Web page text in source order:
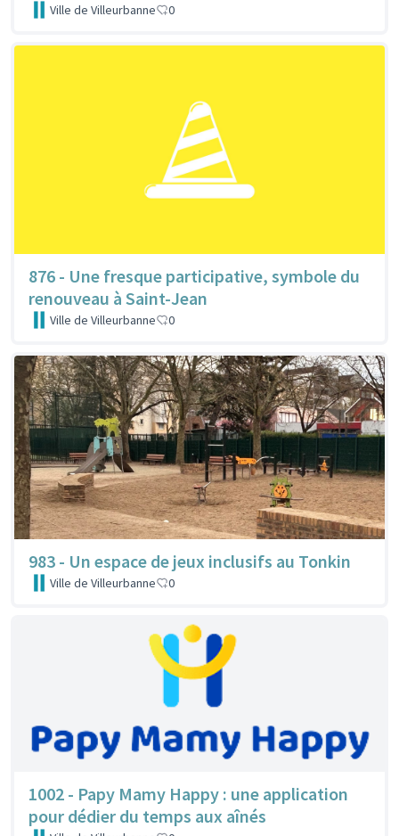
Ville de Villeurbanne 0
876 - Une fresque participative, symbole du
renouveau à Saint-Jean
Ville de Villeurbanne 0
983 - Un espace de jeux inclusifs au Tonkin
Ville de Villeurbanne 0
1002 - Papy Mamy Happy : une application
pour dédier du temps aux aînés